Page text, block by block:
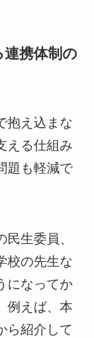
携体制の
抱え込まな
える仕組み
題も軽減で
生委員、
校の先生な
になってか
例えば、本
ら紹介して